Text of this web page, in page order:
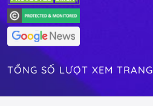
TỔNG SỐ LƯỢT XEM TRANG